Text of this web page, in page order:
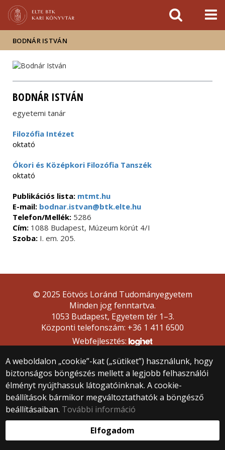
sajtóban
BODNÁR ISTVÁN
BODNÁR ISTVÁN
egyetemi tanár
Filozófia Intézet
oktató
Ókori és Középkori Filozófia Tanszék
oktató
Publikációs lista: mtmt.hu
E-mail: bodnar.istvan@btk.elte.hu
Telefon/Mellék: 5286
Cím: 1088 Budapest, Múzeum körút 4/I
Szoba: I. em. 205.
A weboldalon „cookie”-kat („sütiket”) használunk, hogy
biztonságos böngészés mellett a legjobb felhasználói
élményt nyújthassuk látogatóinknak. A cookie-
beállítások bármikor megváltoztathatók a böngésző
beállításaiban. További információ
Elfogadom
© 2025 Eötvös Loránd Tudományegyetem
Minden jog fenntartva.
1053 Budapest, Egyetem tér 1–3.
Központi telefonszám: +36 1 411 6500
Webfejlesztés: